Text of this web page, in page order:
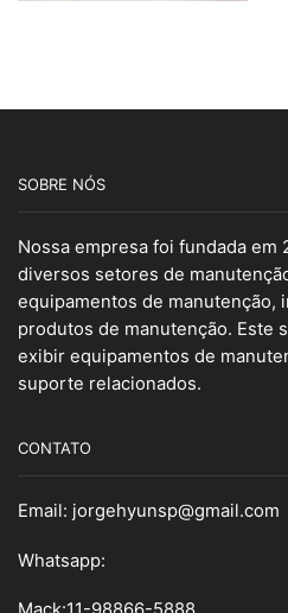
SOBRE NÓS
Nossa empresa foi fundada em
diversos setores de
equipamentos de manutenção,
produtos de manutenção. Este
exibir equipamentos de
suporte relacionados.
CONTATO
Email: jorgehyunsp@gmail.com
Whatsapp: